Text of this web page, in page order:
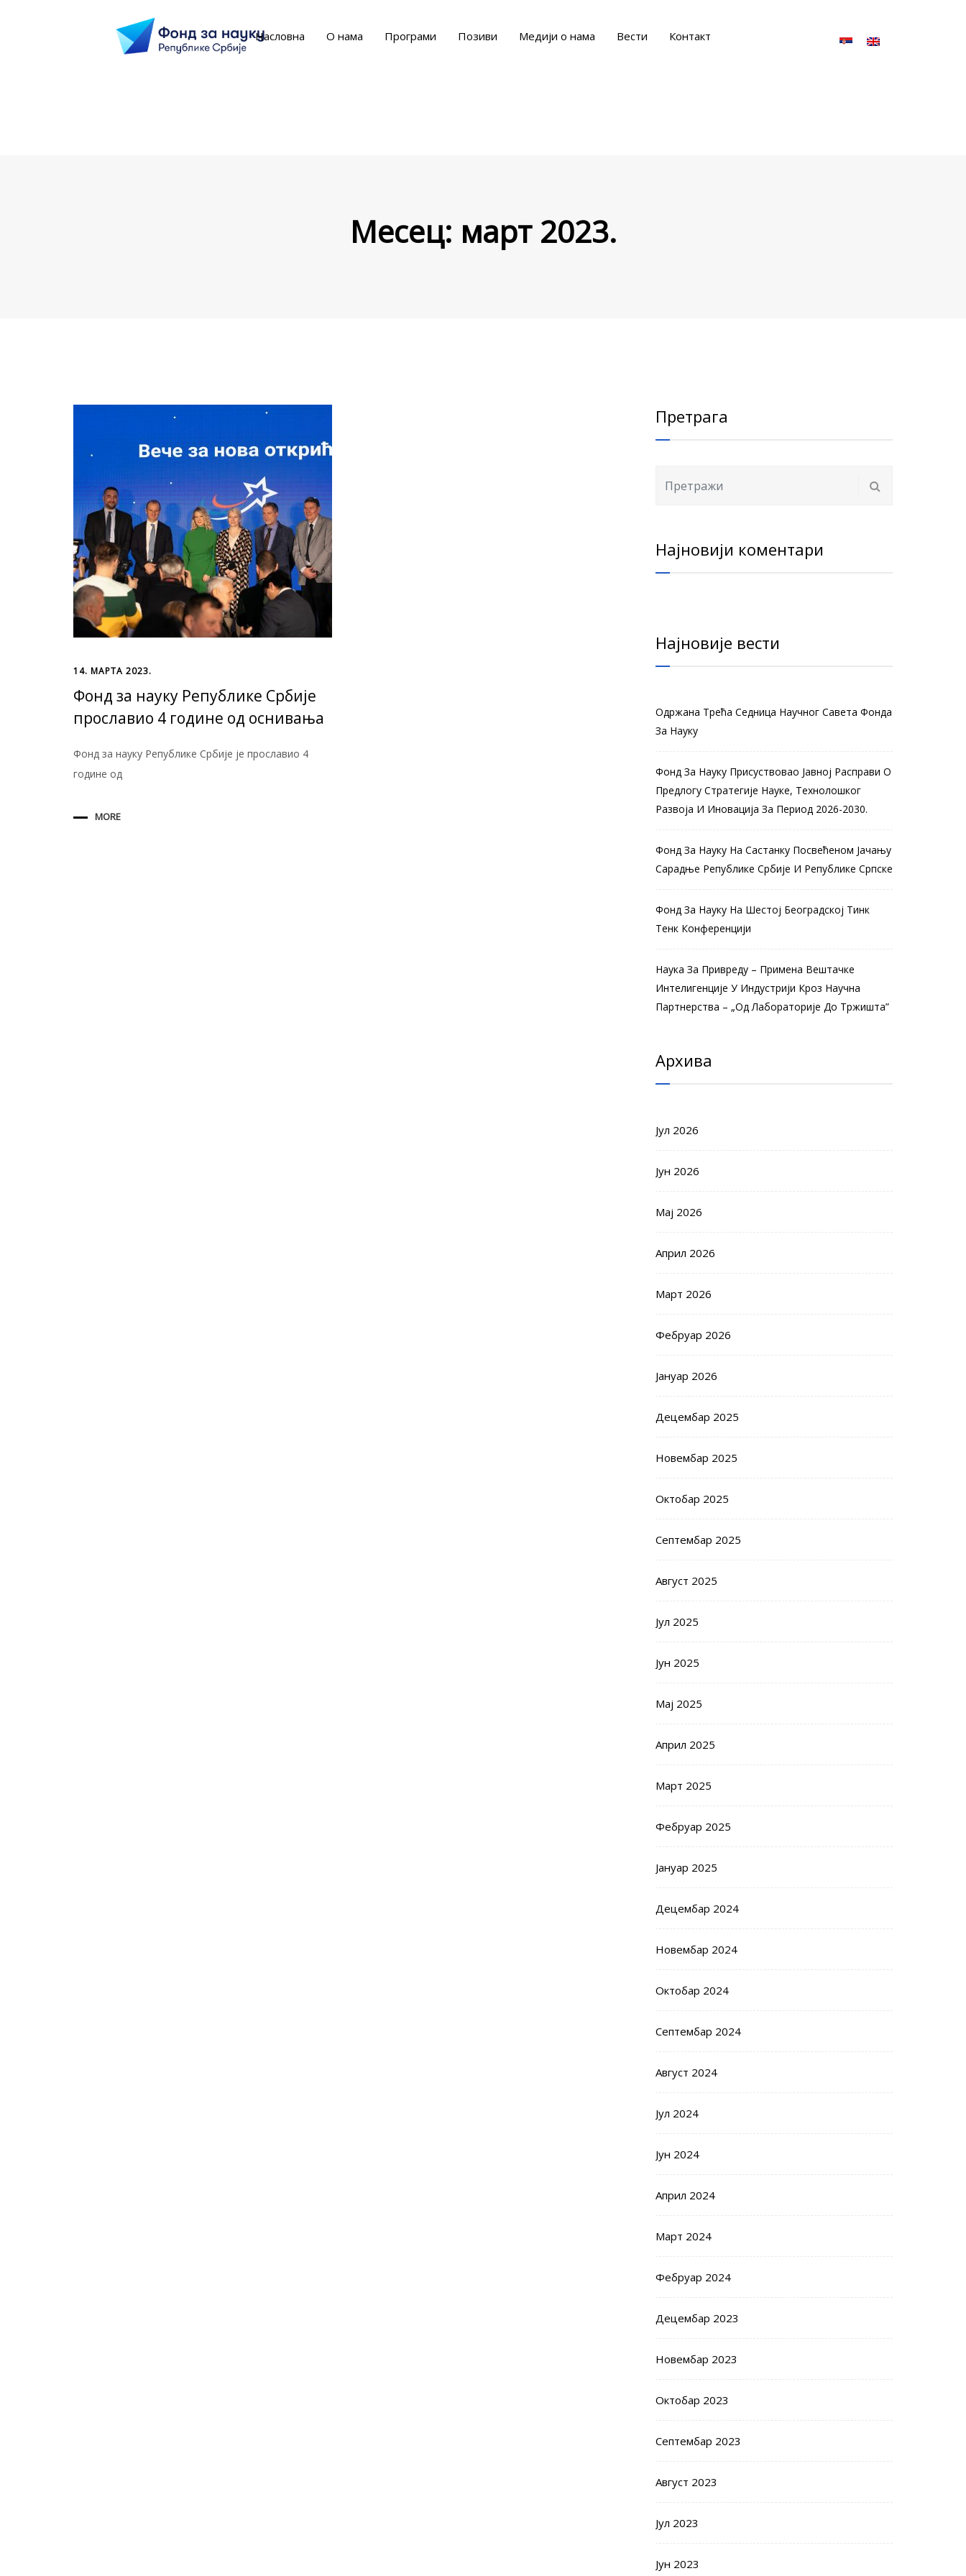
Насловна О нама Програми Позиви Медији о нама Вести Контакт
Месец: март 2023.
14. МАРТА 2023.
Фонд за науку Републике Србије
прославио 4 године од оснивања
Фонд за науку Републике Србије је прославио 4
године од
MORE
Претрага
Најновији коментари
Најновије вести
Одржана Трећа Седница Научног Савета Фонда
За Науку
Фонд За Науку Присуствовао Јавној Расправи О
Предлогу Стратегије Науке, Технолошког
Развоја И Иновација За Период 2026-2030.
Фонд За Науку На Састанку Посвећеном Јачању
Сарадње Републике Србије И Републике Српске
Фонд За Науку На Шестој Београдској Тинк
Тенк Конференцији
Наука За Привреду – Примена Вештачке
Интелигенције У Индустрији Кроз Научна
Партнерства – „Од Лабораторије До Тржишта”
Архива
Јул 2026
Јун 2026
Мај 2026
Април 2026
Март 2026
Фебруар 2026
Јануар 2026
Децембар 2025
Новембар 2025
Октобар 2025
Септембар 2025
Август 2025
Јул 2025
Јун 2025
Мај 2025
Април 2025
Март 2025
Фебруар 2025
Јануар 2025
Децембар 2024
Новембар 2024
Октобар 2024
Септембар 2024
Август 2024
Јул 2024
Јун 2024
Април 2024
Март 2024
Фебруар 2024
Децембар 2023
Новембар 2023
Октобар 2023
Септембар 2023
Август 2023
Јул 2023
Јун 2023